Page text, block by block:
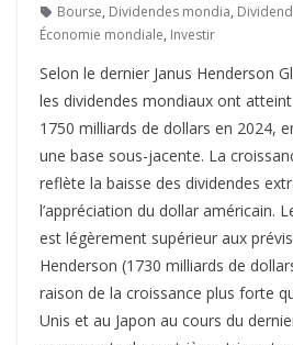
Bourse, Dividendes mondia,
Économie mondiale, Investir
Selon le dernier Janus Henderson
les dividendes mondiaux ont
1750 milliards de dollars en 2024,
une base sous-jacente. La
reflète la baisse des dividendes
l’appréciation du dollar américain.
est légèrement supérieur aux
Henderson (1730 milliards de
raison de la croissance plus forte
Unis et au Japon au cours du